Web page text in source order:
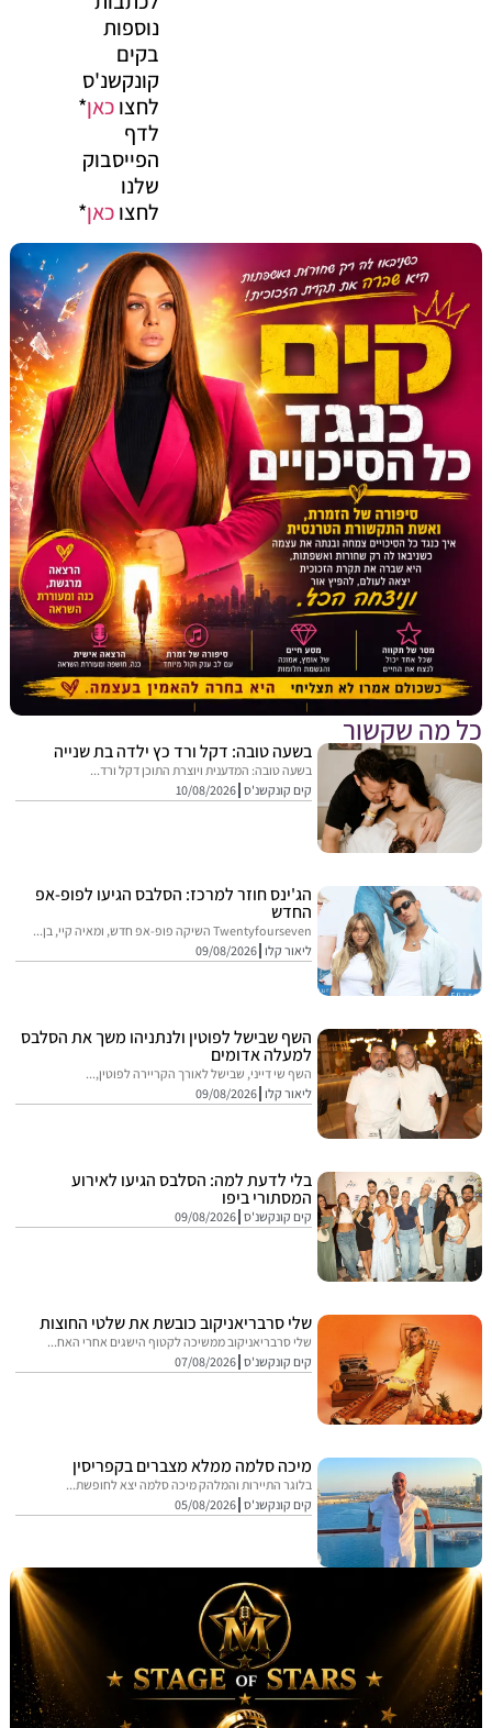
נוספות
קונקשנ'ס
לחצוכאן*
הפייסבוק
לחצוכאן*
שקשור
בשעה טובה: דקל ורד כץ ילדה בת שנייה
בשעה טובה: המדענית ויוצרת התוכן דקל ורד...
קים קונקשנ'ס 10/08/2026
הג'ינס חוזר למרכז: הסלבס הגיעו לפופ-אפ
החדש
Twentyfourseven השיקה פופ-אפ חדש, ומאיה קיי, בן...
ליאור קלו 09/08/2026
השף שבישל לפוטין ולנתניהו משך את הסלבס
למעלה אדומים
השף שי דייני, שבישל לאורך הקריירה לפוטין,...
ליאור קלו 09/08/2026
בלי לדעת למה: הסלבס הגיעו לאירוע
המסתורי ביפו
קים קונקשנ'ס 09/08/2026
שלי סרבריאניקוב כובשת את שלטי החוצות
שלי סרבריאניקוב ממשיכה לקטוף הישגים אחרי האח...
קים קונקשנ'ס 07/08/2026
מיכה סלמה ממלא מצברים בקפריסין
בלוגר התיירות והמלהק מיכה סלמה יצא לחופשת...
קים קונקשנ'ס 05/08/2026